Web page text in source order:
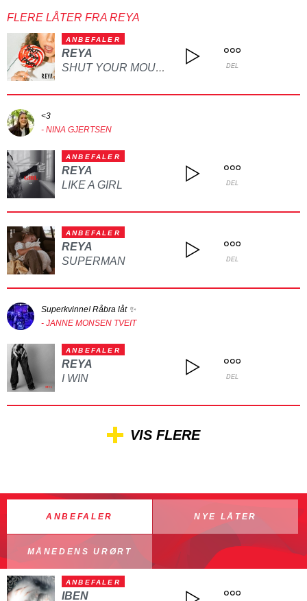
FLERE LÅTER FRA REYA
ANBEFALER
REYA
SHUT YOUR MOUTH FUNNY DEL
<3
- NINA GJERTSEN
ANBEFALER
REYA
LIKE A GIRL
DEL
ANBEFALER
REYA
SUPERMAN
DEL
Superkvinne! Råbra låt ✨
- JANNE MONSEN TVEIT
ANBEFALER
REYA
I WIN
DEL
VIS FLERE
ANBEFALER NYE LÅTER
MÅNEDENS URØRT
ANBEFALER
IBEN